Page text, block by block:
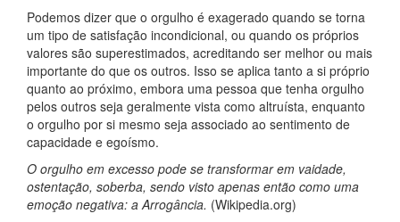
Podemos dizer que o orgulho é exagerado quando se torna
um tipo de satisfação incondicional, ou quando os próprios
valores são superestimados, acreditando ser melhor ou mais
importante do que os outros. Isso se aplica tanto a si próprio
quanto ao próximo, embora uma pessoa que tenha orgulho
pelos outros seja geralmente vista como altruísta, enquanto
o orgulho por si mesmo seja associado ao sentimento de
capacidade e egoísmo.
O orgulho em excesso pode se transformar em vaidade,
ostentação, soberba, sendo visto apenas então como uma
emoção negativa: a Arrogância. (Wikipedia.org)